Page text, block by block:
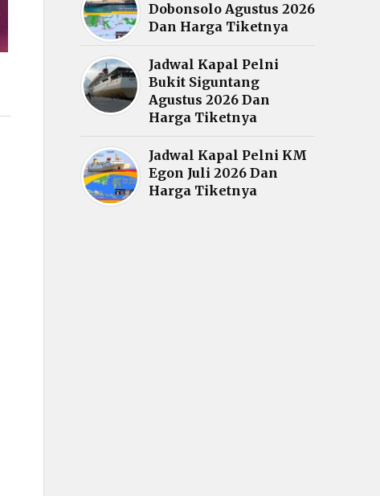
Dobonsolo Agustus 2026
Dan Harga Tiketnya
Jadwal Kapal Pelni
Bukit Siguntang
Agustus 2026 Dan
Harga Tiketnya
Jadwal Kapal Pelni KM
Egon Juli 2026 Dan
Harga Tiketnya